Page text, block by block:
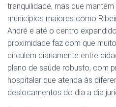
tranquilidade, mas que
municípios maiores como
André e até o centro
proximidade faz com que
circulem diariamente entre
plano de saúde robusto, com
hospitalar que atenda às
deslocamentos do dia a dia